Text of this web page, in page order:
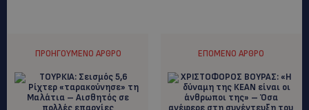
ΠΡΟΗΓΟΎΜΕΝΟ ΆΡΘΡΟ ΕΠΌΜΕΝΟ ΆΡΘΡΟ